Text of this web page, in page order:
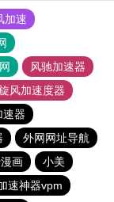
加速
风驰加速器
风加速度器
速器
外网网址导航
画
小美
速神器vpm